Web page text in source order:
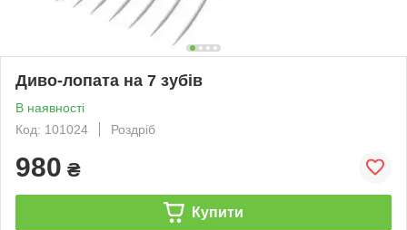
Диво-лопата на 7 зубів
В наявності
Код: 101024
Роздріб
980 ₴
Купити